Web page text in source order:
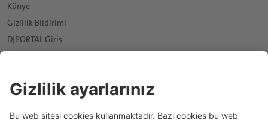
Künye
Gizlilik Bildirimi
D|PORTAL Giriş